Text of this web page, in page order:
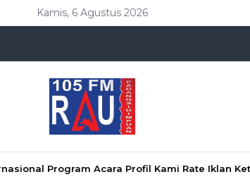
Kamis, 6 Agustus 2026
Program Acara Profil Kami Rate Iklan